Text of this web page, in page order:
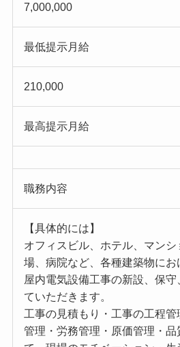
7,000,000
最低提示月給
210,000
最高提示月給
職務内容
【具体的には】
オフィスビル、ホテル、マンシ
場、病院など、各種建築物にお
屋内電気設備工事の新設、保
ていただきます。
工事の見積もり・工事の工程
管理・労務管理・原価管理・品